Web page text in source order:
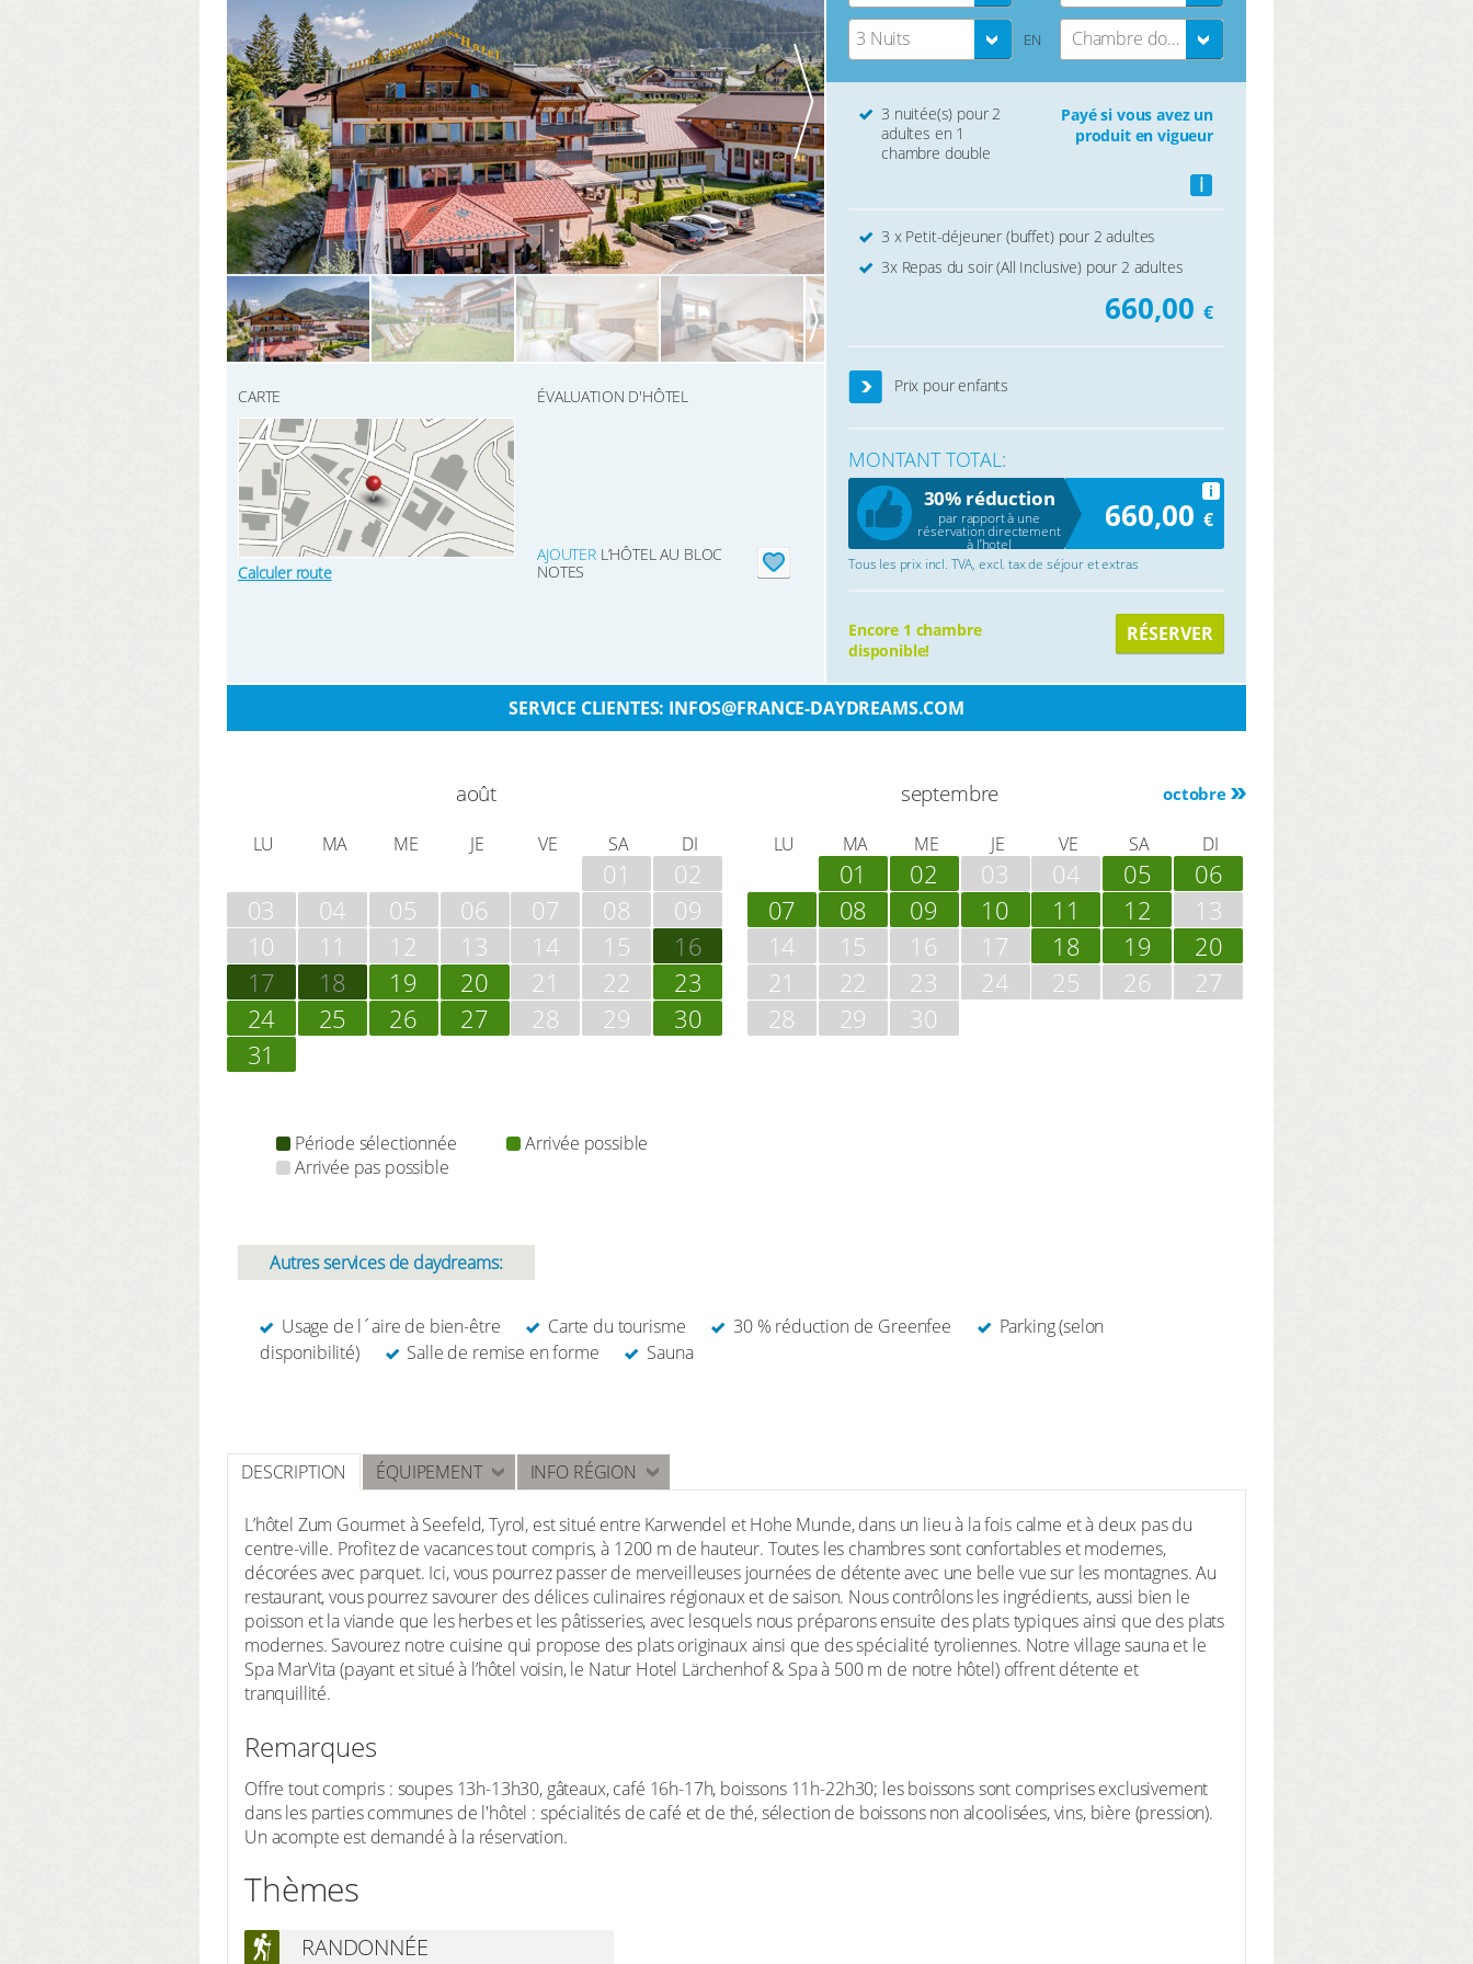
CARTE
Calculer route
ÉVALUATION D'HÔTEL
AJOUTERL’HÔTEL AU BLOC
NOTES
3 Nuits EN Chambre double
3 nuitée(s) pour 2
adultes en 1
chambre double
Payé si vous avez un
produit en vigueur
i
3 x Petit-déjeuner (buffet) pour 2 adultes
3x Repas du soir (All Inclusive) pour 2 adultes
660,00 €
Prix pour enfants
MONTANT TOTAL:
30% réduction
par rapport à une
réservation directement
à l’hotel
i
660,00 €
Tous les prix incl. TVA, excl. tax de séjour et extras
Encore 1 chambre
disponible!
RÉSERVER
SERVICE CLIENTES: INFOS@FRANCE-DAYDREAMS.COM
août
LU MA ME JE VE SA DI
01
02
03
04 05 06 07 08
09
10
11 12 13 14 15
16
17
18 19 20 21 22
23
24
25 26 27 28 29
30
31
octobre
septembre
LU MA ME JE VE SA DI
01 02 03 04 05
06
07
08 09 10 11 12
13
14
15 16 17 18 19
20
21
22 23 24 25 26
27
28
29 30
Période sélectionnée
Arrivée possible
Arrivée pas possible
Autres services de daydreams:
Usage de l´aire de bien-être Carte du tourisme 30 % réduction de Greenfee
Parking (selon
disponibilité)
Salle de remise en forme Sauna
DESCRIPTION ÉQUIPEMENT INFO RÉGION
L’hôtel Zum Gourmet à Seefeld, Tyrol, est situé entre Karwendel et Hohe Munde, dans un lieu à la fois calme et à deux pas du
centre-ville. Profitez de vacances tout compris, à 1200 m de hauteur. Toutes les chambres sont confortables et modernes,
décorées avec parquet. Ici, vous pourrez passer de merveilleuses journées de détente avec une belle vue sur les montagnes. Au
restaurant, vous pourrez savourer des délices culinaires régionaux et de saison. Nous contrôlons les ingrédients, aussi bien le
poisson et la viande que les herbes et les pâtisseries, avec lesquels nous préparons ensuite des plats typiques ainsi que des plats
modernes. Savourez notre cuisine qui propose des plats originaux ainsi que des spécialité tyroliennes. Notre village sauna et le
Spa MarVita (payant et situé à l’hôtel voisin, le Natur Hotel Lärchenhof & Spa à 500 m de notre hôtel) offrent détente et
tranquillité.
Remarques
Offre tout compris : soupes 13h-13h30, gâteaux, café 16h-17h, boissons 11h-22h30; les boissons sont comprises exclusivement
dans les parties communes de l'hôtel : spécialités de café et de thé, sélection de boissons non alcoolisées, vins, bière (pression).
Un acompte est demandé à la réservation.
Thèmes
RANDONNÉE